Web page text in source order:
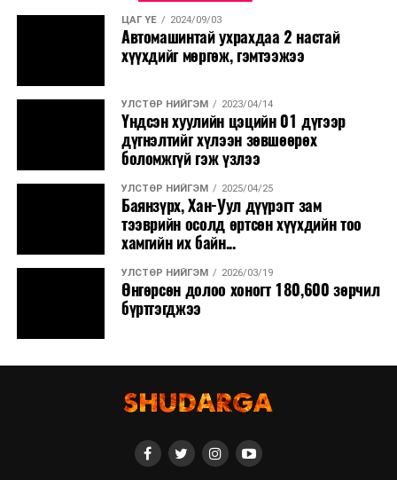
ЦАГ ҮЕ 2024/09/03
Автомашинтай ухрахдаа 2 настай
хүүхдийг мөргөж, гэмтээжээ
УЛСТӨР НИЙГЭМ 2023/04/14
Үндсэн хуулийн цэцийн 01 дүгээр
дүгнэлтийг хүлээн зөвшөөрөх
боломжгүй гэж үзлээ
УЛСТӨР НИЙГЭМ 2025/04/25
Баянзүрх, Хан-Уул дүүрэгт зам
тээврийн осолд өртсөн хүүхдийн тоо
хамгийн их байн...
УЛСТӨР НИЙГЭМ 2026/03/19
Өнгөрсөн долоо хоногт 180,600 зөрчил
бүртгэгджээ